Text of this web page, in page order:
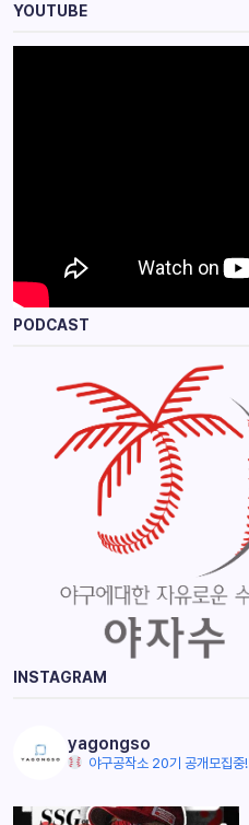
YOUTUBE
PODCAST
INSTAGRAM
yagongso
야구공작소 20기 공개모집중!